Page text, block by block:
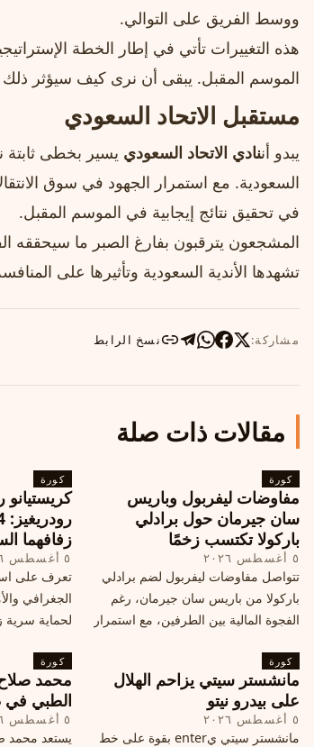
ووسط الفريق على التوالي.
هذه التغييرات تأتي في إطار الخطة
الموسم المقبل. يبقى أن نرى كيف سيؤثر ذلك
مستقبل الاتحاد السعودي
يبدو أننادي الاتحاد السعودي يسير بخطى ثابتة
السعودية. مع استمرار الجهود في سوق
في تحقيق نتائج إيجابية في الموسم المقبل.
المشجعون يترقبون بفارغ الصبر ما سيحققه
تشهدها الأندية السعودية وتأثيرها على
مشاركة: نسخ الرابط
مقالات ذات صلة
كورة
مفاوضات ليفربول وباريس
سان جيرمان حول برادلي
باركولا تكتسب زخمًا
٥ أغسطس ٢٠٢٦
تتواصل مفاوضات ليفربول لضم برادلي
باركولا من باريس سان جيرمان، رغم
الفجوة المالية بين الطرفين، مع استمرار
إغلاق سوق الانتقالات
كورة
كريستيانو
زفافهما
٥ أغسطس ٢٠٢٦
تعرف على
الجغرافي
لحماية سرية
في
القادمة في
كورة
مانشستر سيتي يزاحم الهلال
على بيدرو نيتو
٥ أغسطس ٢٠٢٦
مانشستر سيتي يenter بقوة على خط
كورة
محمد
الطبي في
٥ أغسطس ٢٠٢٦
يستعد محمد